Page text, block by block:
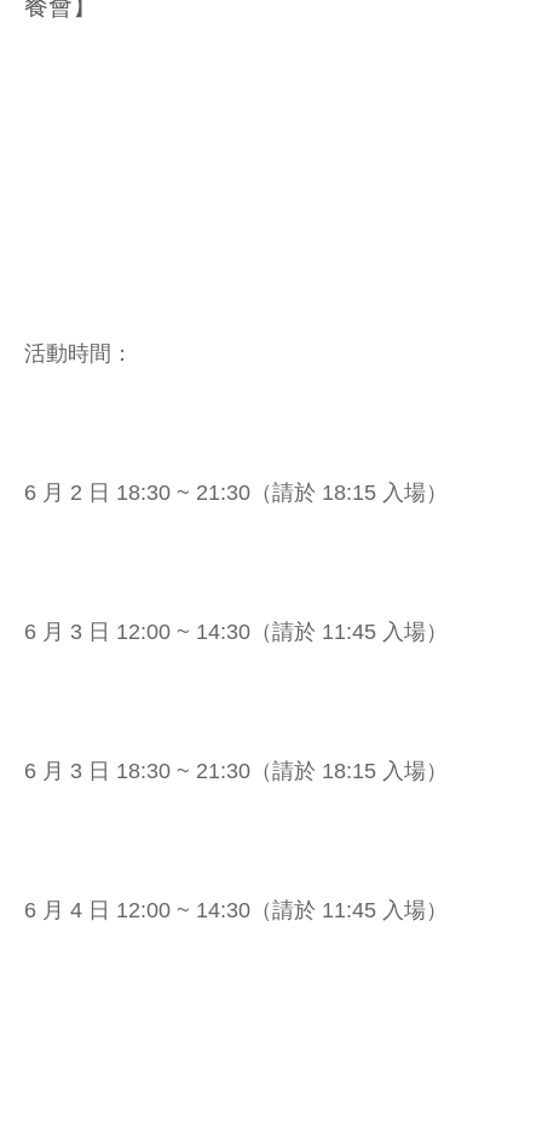
餐會】
活動時間：
6 月 2 日 18:30 ~ 21:30（請於 18:15 入場）
6 月 3 日 12:00 ~ 14:30（請於 11:45 入場）
6 月 3 日 18:30 ~ 21:30（請於 18:15 入場）
6 月 4 日 12:00 ~ 14:30（請於 11:45 入場）